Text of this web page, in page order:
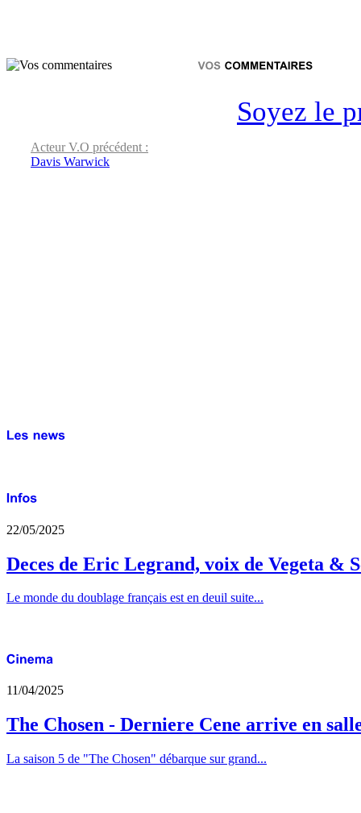
Soyez le
Acteur V.O précédent :
Davis Warwick
22/05/2025
Deces de Eric Legrand, voix de Vegeta &
Le monde du doublage français est en deuil suite...
11/04/2025
The Chosen - Derniere Cene arrive en
La saison 5 de "The Chosen" débarque sur grand...